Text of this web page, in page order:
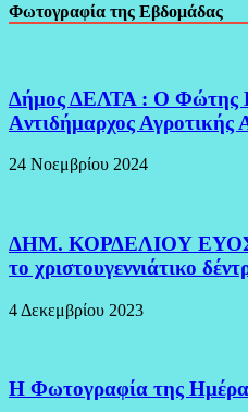
Φωτογραφία της Εβδομάδας
Δήμος ΔΕΛΤΑ : Ο Φώτης
Aντιδήμαρχος Αγροτικής
24 Νοεμβρίου 2024
ΔΗΜ. ΚΟΡΔΕΛΙΟΥ
το χριστουγεννιάτικο
4 Δεκεμβρίου 2023
H Φωτογραφία της